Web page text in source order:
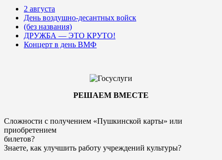
2 августа
День воздушно-десантных войск
(без названия)
ДРУЖБА — ЭТО КРУТО!
Концерт в день ВМФ
РЕШАЕМ ВМЕСТЕ
Сложности с получением «Пушкинской карты» или
приобретением
билетов?
Знаете, как улучшить работу учреждений культуры?